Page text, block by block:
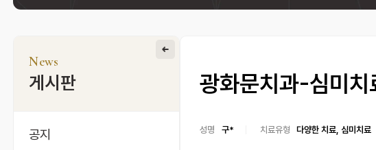
News
게시판
공지
광화문치과-심미
성명 구* 치료유형 다양한 치료, 심미치료